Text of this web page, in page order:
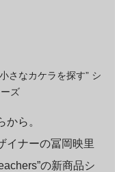
さなカケラを探す” シ
ーズ
から。
イナーの冨岡映里
の新商品シ